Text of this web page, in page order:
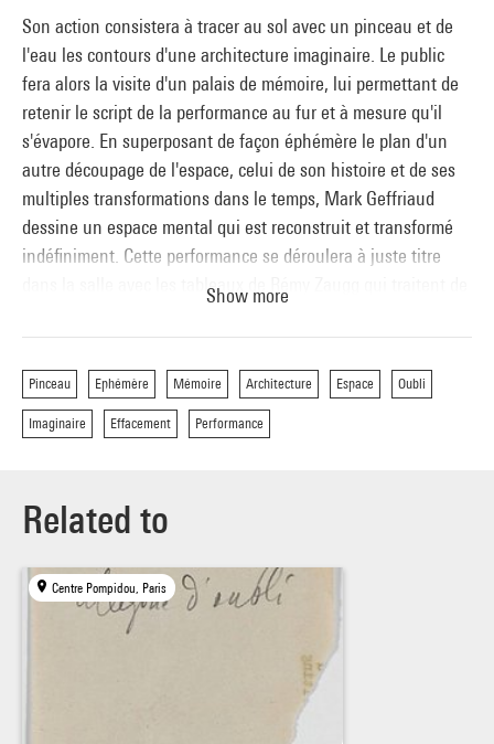
Son action consistera à tracer au sol avec un pinceau et de
l'eau les contours d'une architecture imaginaire. Le public
fera alors la visite d'un palais de mémoire, lui permettant de
retenir le script de la performance au fur et à mesure qu'il
s'évapore. En superposant de façon éphémère le plan d'un
autre découpage de l'espace, celui de son histoire et de ses
multiples transformations dans le temps, Mark Geffriaud
dessine un espace mental qui est reconstruit et transformé
indéfiniment. Cette performance se déroulera à juste titre
dans la salle avec les tableaux de Rémy Zaugg qui traitent de
Show more
Pinceau Ephémère Mémoire Architecture Espace Oubli
Imaginaire Effacement Performance
Related to
Centre Pompidou, Paris